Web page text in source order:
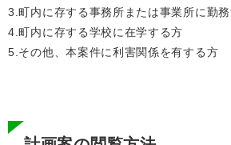
3.町内に存する事務所または事業所に勤
4.町内に存する学校に在学する方
5.その他、本案件に利害関係を有する方